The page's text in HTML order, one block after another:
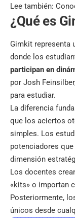
Lee también:
¿Qué es
Gimkit representa
donde los
participan en
por Josh
para estudiar.
La diferencia
que los aciertos
simples. Los
potenciadores
dimensión
Los docentes
«kits» o importan
Posteriormente,
únicos desde